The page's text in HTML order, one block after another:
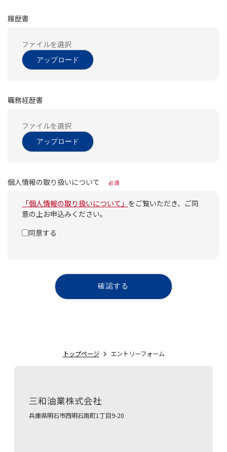
履歴書
アップロード
職務経歴書
アップロード
個人情報の取り扱いについて 必須
「個人情報の取り扱いについて」 をご覧いただき、ご同
意の上お申込みください。
同意する
確認する
トップページ エントリーフォーム
三和油業株式会社
兵庫県明石市西明石南町1丁目9-20